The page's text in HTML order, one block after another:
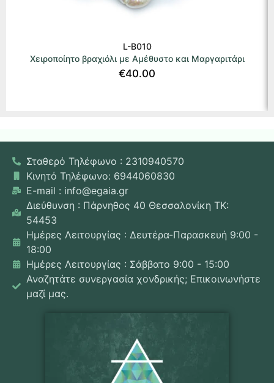
L-B010
Χειροποίητο βραχιόλι με Αμέθυστο και Μαργαριτάρι
€40.00
Σταθερό Τηλέφωνο : 2310940570
Κινητό Τηλέφωνο: 6944060830
E-mail : info@egaia.gr
Διεύθυνση : Πάρνηθος 40 Θεσσαλονίκη ΤΚ:
54453
Ημέρες Λειτουργίας : Δευτέρα-Παρασκευή 9:00 -
18:00
Ημέρες Λειτουργίας : Σάββατο 9:00 - 15:00
Αναζητάτε συνεργασία χονδρικής; Επικοινωνήστε
μαζί μας.